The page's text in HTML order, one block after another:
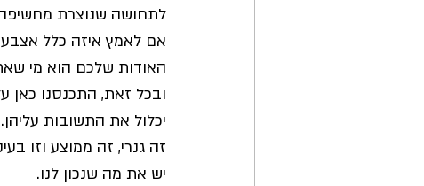
לתחושה שנוצרת
אם לאמץ איזה כלל
האודות שלכם הוא מי
ובכל זאת, התכנסנו כאן
יכלול את התשובות עליהן.
זה גנרי, זה ממוצע וזו
יש את מה שנכון לנו.